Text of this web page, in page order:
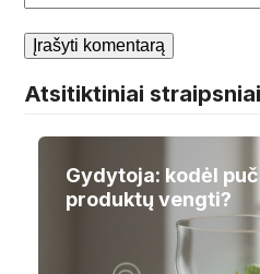
Atsitiktiniai straipsniai
Gydytoja: kodėl
produktų vengti?